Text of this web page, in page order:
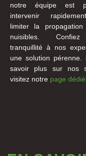
notre équipe est
intervenir
limiter la
nuisibles.
tranquillité à nos
une solution pérenne.
savoir plus sur nos
visitez notre page